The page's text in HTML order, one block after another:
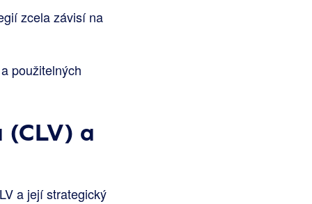
zcela závisí na
použitelných
a
a její strategický